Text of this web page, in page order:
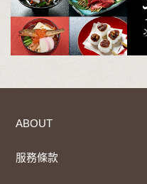
ABOUT
服務條款